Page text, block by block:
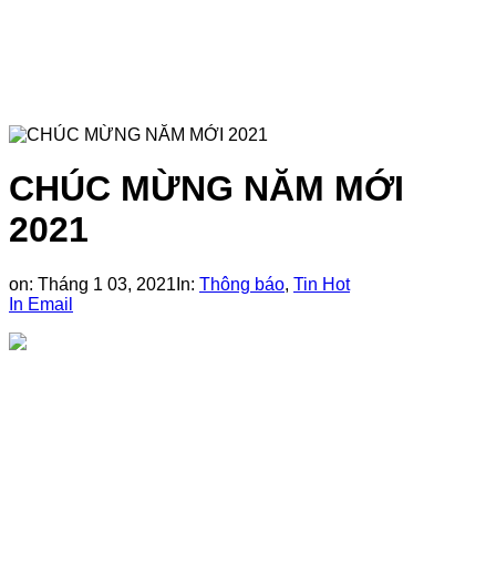
CHÚC MỪNG NĂM MỚI
2021
on: Tháng 1 03, 2021 In: Thông báo, Tin Hot
In Email